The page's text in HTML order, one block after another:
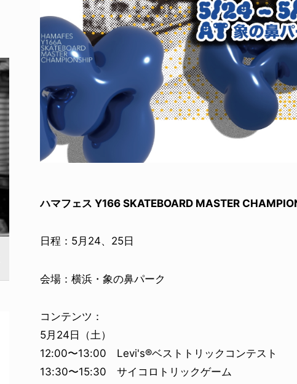
ハマフェス Y166 SKATEBOARD MASTER
日程：5月24、25日
会場：横浜・象の鼻パーク
コンテンツ：
5月24日（土）
12:00〜13:00 Levi's®ベストトリックコンテスト
13:30〜15:30 サイコロトリックゲーム